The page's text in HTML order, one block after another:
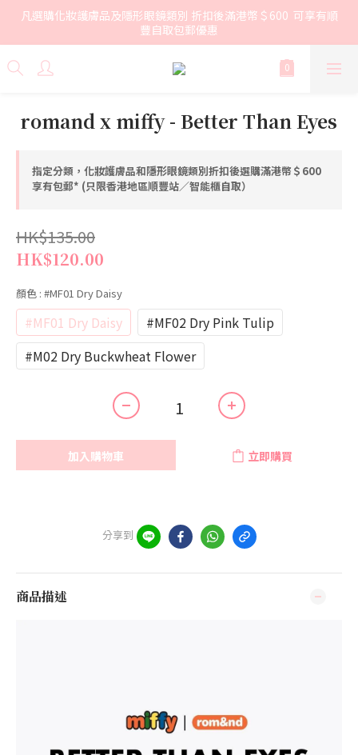
凡選購化妝護膚品及隱形眼鏡類別 折扣後滿港幣＄600  可享有順
豐自取包郵優惠
romand x miffy - Better Than Eyes
指定分類，化妝護膚品和隱形眼鏡類別折扣後選購滿港幣＄600
享有包郵* (只限香港地區順豐站／智能櫃自取）
HK$135.00
HK$120.00
顏色 : #MF01 Dry Daisy
#MF01 Dry Daisy
#MF02 Dry Pink Tulip
#M02 Dry Buckwheat Flower
加入購物車 立即購買
分享到
商品描述